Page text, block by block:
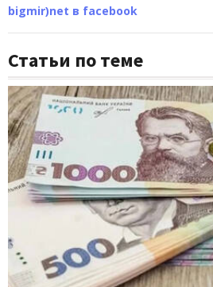
bigmir)net в facebook
Статьи по теме